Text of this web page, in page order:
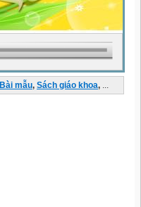
Bài mẫu, Sách giáo khoa, ...